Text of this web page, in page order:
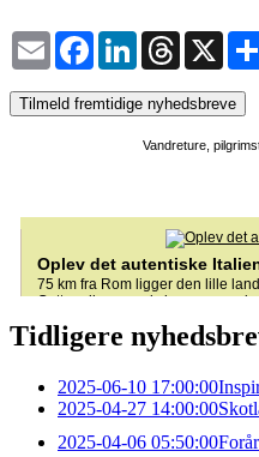
Email FacebookLinkedInThreadsX
Tilmeld fremtidige nyhedsbreve
Tidligere
2025-06-10 17:00:00
2025-04-27 14:00:00
2025-04-06 05:50:00